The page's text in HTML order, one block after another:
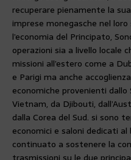
recuperare pienamente la
imprese monegasche nel
l’economia del Principato,
operazioni sia a livello locale
missioni all’estero come a
e Parigi ma anche
economiche provenienti dallo
Vietnam, da Djibouti,
dalla Corea del Sud. si sono
economici e saloni dedicati
continuato a sostenere la